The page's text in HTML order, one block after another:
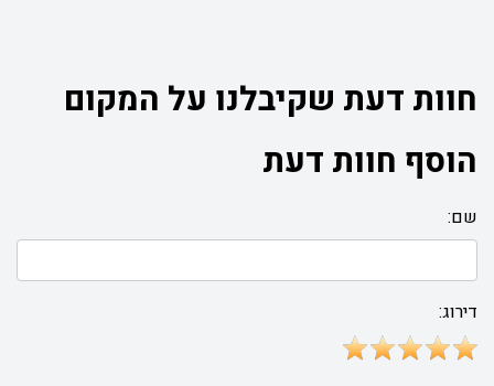
חוות דעת שקיבלנו על המקום
הוסף חוות דעת
שם:
דירוג: